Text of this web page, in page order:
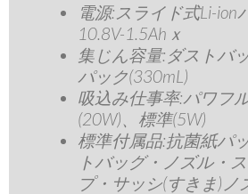
電源:スライド式Li-ion
10.8V-1.5Ahｘ
集じん容量:ダストバ
パック(330mL)
吸込み仕事率:パワフ
(20W)、標準(5W)
標準付属品:抗菌紙パ
トバッグ・ノズル・
プ・サッシ(すきま)ノ